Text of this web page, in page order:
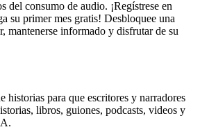
del consumo de audio. ¡Regístrese en
su primer mes gratis! Desbloquee una
mantenerse informado y disfrutar de su
historias para que escritores y narradores
libros, guiones, podcasts, videos y